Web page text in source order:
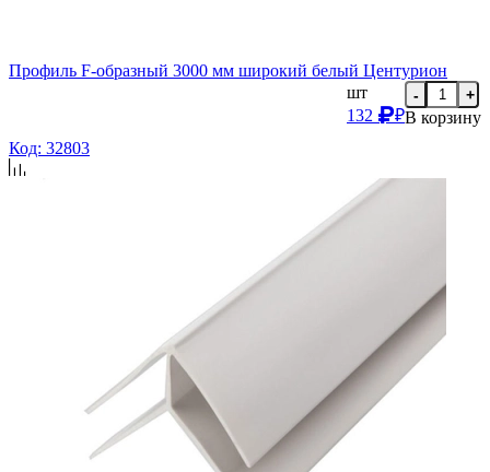
Профиль F-образный 3000 мм широкий белый Центурион
шт
132
₽
- +
В корзину
Код: 32803